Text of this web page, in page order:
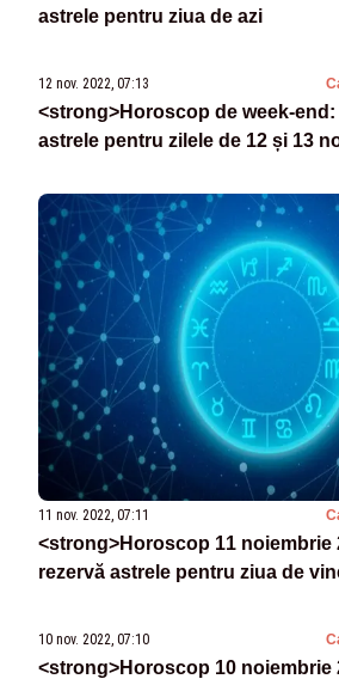
astrele pentru ziua de azi
12 nov. 2022, 07:13
<strong>Horoscop de week-end:
astrele pentru zilele de 12 și 13
11 nov. 2022, 07:11
<strong>Horoscop 11 noiembrie
rezervă astrele pentru ziua de
10 nov. 2022, 07:10
<strong>Horoscop 10 noiembrie